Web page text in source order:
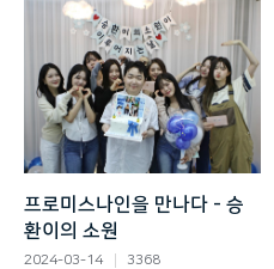
프로미스나인을 만나다 - 승
환이의 소원
2024-03-14 3368